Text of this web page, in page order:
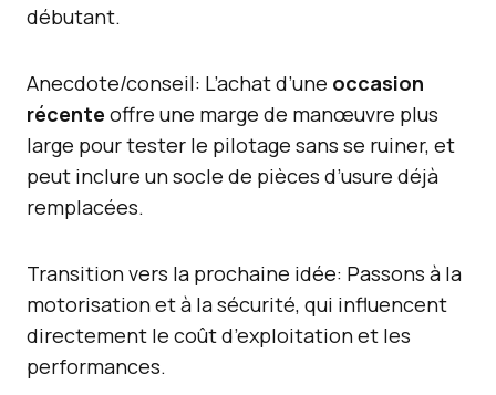
débutant.
Anecdote/conseil: L’achat d’une occasion
récente offre une marge de manœuvre plus
large pour tester le pilotage sans se ruiner, et
peut inclure un socle de pièces d’usure déjà
remplacées.
Transition vers la prochaine idée: Passons à la
motorisation et à la sécurité, qui influencent
directement le coût d’exploitation et les
performances.